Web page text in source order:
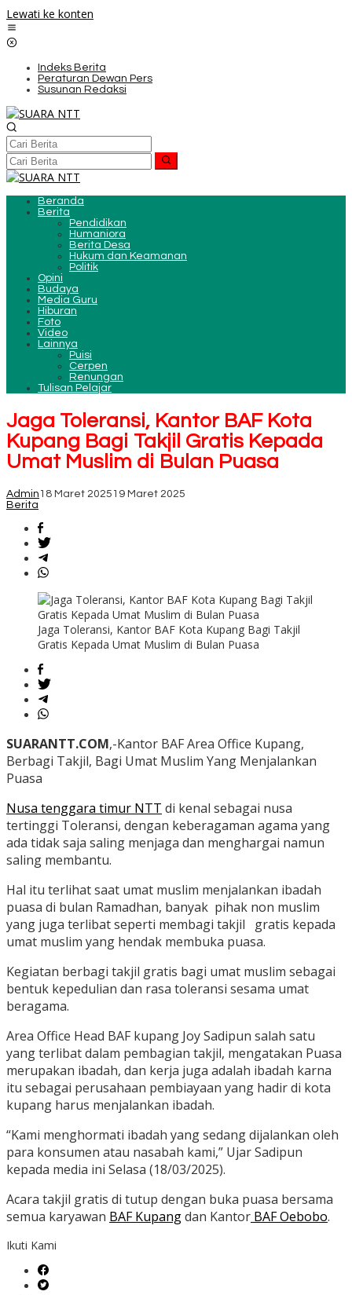
Lewati ke konten
Indeks Berita
Peraturan Dewan Pers
Susunan Redaksi
Beranda
Berita
Pendidikan
Humaniora
Berita Desa
Hukum dan Keamanan
Politik
Opini
Budaya
Media Guru
Hiburan
Foto
Video
Lainnya
Puisi
Cerpen
Renungan
Tulisan Pelajar
Jaga Toleransi, Kantor BAF Kota
Kupang Bagi Takjil Gratis Kepada
Umat Muslim di Bulan Puasa
Admin 18 Maret 2025 19 Maret 2025
Berita
Jaga Toleransi, Kantor BAF Kota Kupang Bagi Takjil
Gratis Kepada Umat Muslim di Bulan Puasa
SUARANTT.COM,-Kantor BAF Area Office Kupang,
Berbagi Takjil, Bagi Umat Muslim Yang Menjalankan
Puasa
Nusa tenggara timur NTT di kenal sebagai nusa
tertinggi Toleransi, dengan keberagaman agama yang
ada tidak saja saling menjaga dan menghargai namun
saling membantu.
Hal itu terlihat saat umat muslim menjalankan ibadah
puasa di bulan Ramadhan, banyak pihak non muslim
yang juga terlibat seperti membagi takjil gratis kepada
umat muslim yang hendak membuka puasa.
Kegiatan berbagi takjil gratis bagi umat muslim sebagai
bentuk kepedulian dan rasa toleransi sesama umat
beragama.
Area Office Head BAF kupang Joy Sadipun salah satu
yang terlibat dalam pembagian takjil, mengatakan Puasa
merupakan ibadah, dan kerja juga adalah ibadah karna
itu sebagai perusahaan pembiayaan yang hadir di kota
kupang harus menjalankan ibadah.
“Kami menghormati ibadah yang sedang dijalankan oleh
para konsumen atau nasabah kami,” Ujar Sadipun
kepada media ini Selasa (18/03/2025).
Acara takjil gratis di tutup dengan buka puasa bersama
semua karyawan BAF Kupangdan Kantor BAF Oebobo.
Ikuti Kami